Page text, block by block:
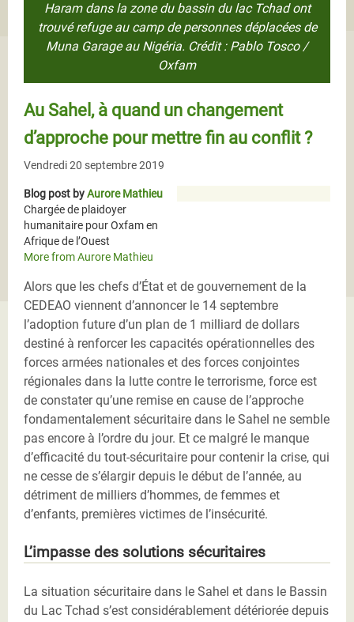
Haram dans la zone du bassin du lac Tchad ont
trouvé refuge au camp de personnes déplacées de
Muna Garage au Nigéria. Crédit : Pablo Tosco /
Oxfam
Au Sahel, à quand un changement
d’approche pour mettre fin au conflit ?
Vendredi 20 septembre 2019
Blog post byAurore Mathieu
Chargée de plaidoyer
humanitaire pour Oxfam en
Afrique de l’Ouest
More from Aurore Mathieu
Alors que les chefs d’État et de gouvernement de la
CEDEAO viennent d’annoncer le 14 septembre
l’adoption future d’un plan de 1 milliard de dollars
destiné à renforcer les capacités opérationnelles des
forces armées nationales et des forces conjointes
régionales dans la lutte contre le terrorisme, force est
de constater qu’une remise en cause de l’approche
fondamentalement sécuritaire dans le Sahel ne semble
pas encore à l’ordre du jour. Et ce malgré le manque
d’efficacité du tout-sécuritaire pour contenir la crise, qui
ne cesse de s’élargir depuis le début de l’année, au
détriment de milliers d’hommes, de femmes et
d’enfants, premières victimes de l’insécurité.
L’impasse des solutions sécuritaires
La situation sécuritaire dans le Sahel et dans le Bassin
du Lac Tchad s’est considérablement détériorée depuis